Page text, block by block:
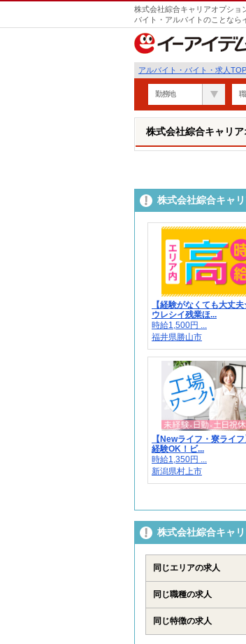
株式会社綜合キャリアオプショ
バイト・アルバイトのことなら
アルバイト・バイト・求人TOP
勤務地
株式会社綜合キャリ
株式会社綜合キャ
【経験がなくても大丈夫
ウレシイ残業ほ...
時給1,500円 ...
福井県勝山市
【Newライフ・寮ライ
経験OK！ビ...
時給1,350円 ...
新潟県村上市
株式会社綜合キャ
同じエリアの求人
同じ職種の求人
同じ特徴の求人